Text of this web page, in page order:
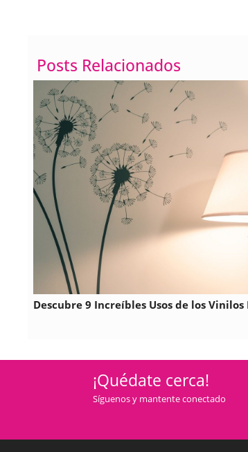
Posts Relacionados
Descubre 9 Increíbles Usos de los
¡Quédate cerca!
Síguenos y mantente conectado